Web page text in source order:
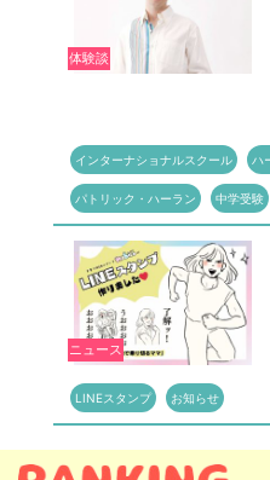
体験談
インターナショナルスクール ハ
パトリック・ハーラン 中学受験
ニュース
LINEスタンプ お知らせ